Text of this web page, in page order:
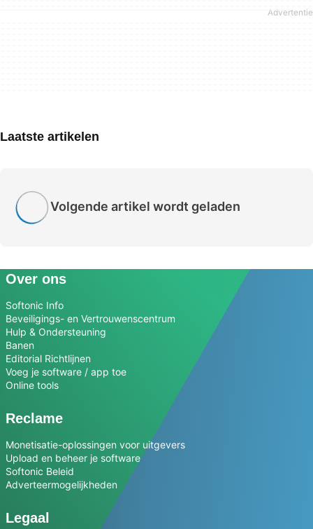
Laatste artikelen
Volgende artikel wordt geladen
Over ons
Softonic Info
Beveiligings- en Vertrouwenscentrum
Hulp & Ondersteuning
Banen
Editorial Richtlijnen
Voeg je software / app toe
Online tools
Reclame
Monetisatie-oplossingen voor uitgevers
Upload en beheer je software
Softonic Beleid
Adverteermogelijkheden
Legaal